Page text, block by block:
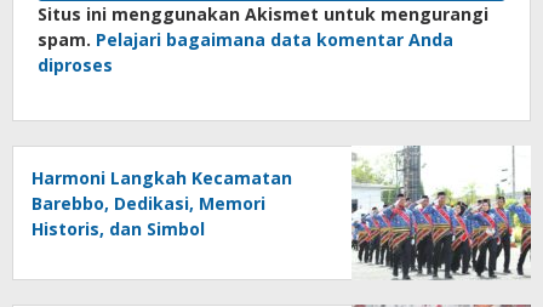
Situs ini menggunakan Akismet untuk mengurangi
spam. Pelajari bagaimana data komentar Anda
diproses
Harmoni Langkah Kecamatan
Barebbo, Dedikasi, Memori
Historis, dan Simbol